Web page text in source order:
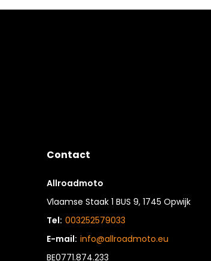
Contact
Allroadmoto
Vlaamse Staak 1 BUS 9, 1745 Opwijk
Tel: 003252579033
E-mail: info@allroadmoto.eu
BE0771.874.233